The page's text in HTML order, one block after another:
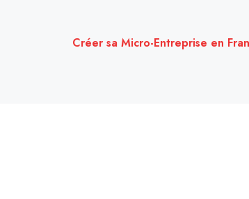
Créer sa Micro-Entreprise en